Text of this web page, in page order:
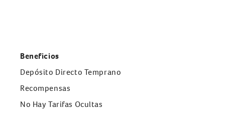
Beneficios
Depósito Directo Temprano
Recompensas
No Hay Tarifas Ocultas